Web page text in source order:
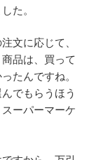
た。
文に応じて、
品は、買って
たんですね。
でもらうほう
ーパーマーケ